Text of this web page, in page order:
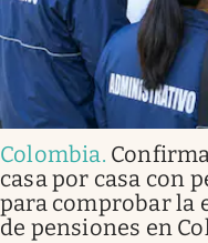
Colombia.
casa por casa con
para comprobar la
de pensiones en